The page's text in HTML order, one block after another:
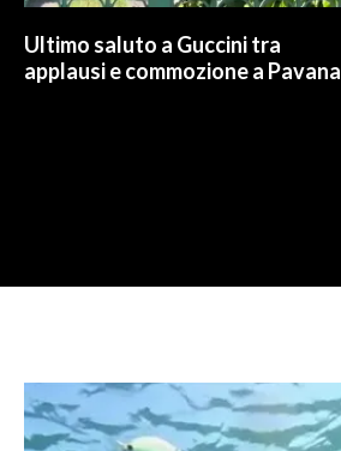
Ultimo saluto a Guccini tra
applausi e commozione a Pavana